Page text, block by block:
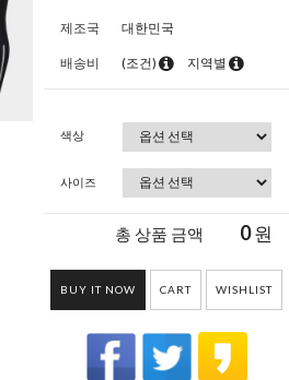
제조국 대한민국
배송비 (조건) 지역별
색상
사이즈
총 상품 금액 0원
BUY IT NOW CART WISHLIST